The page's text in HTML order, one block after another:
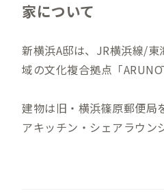
家について
新横浜A邸は、JR横浜線/
域の文化複合拠点「
建物は旧・横浜篠原郵便局
アキッチン・シェアラウン